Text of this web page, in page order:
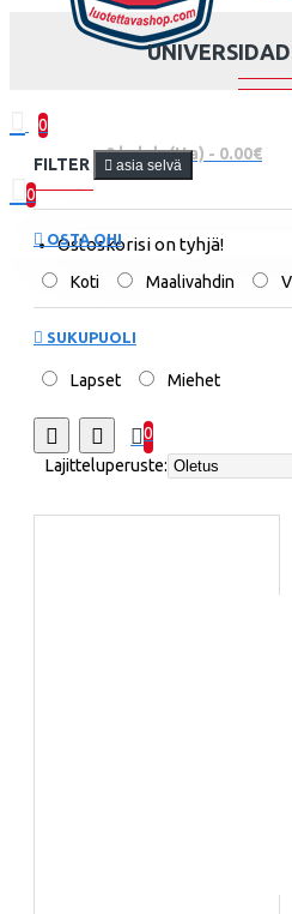
0
0 kohde(tta) - 0.00€
0
Ostoskorisi on tyhjä!
FILTER asia selvä
OSTA OHI
Koti Maalivahdin
SUKUPUOLI
Lapset Miehet
0
Lajitteluperuste: